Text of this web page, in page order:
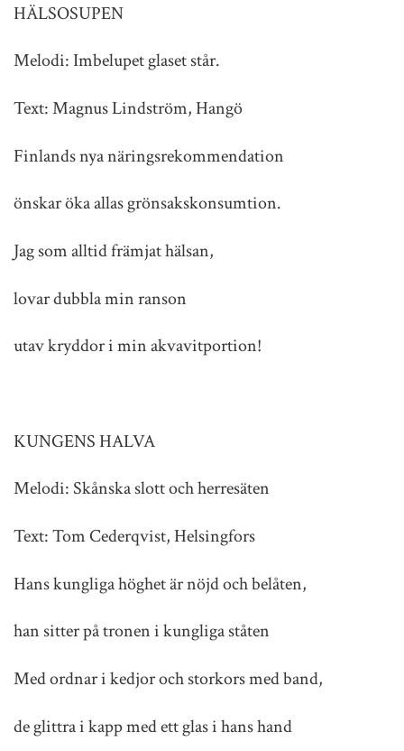
HÄLSOSUPEN
Melodi: Imbelupet glaset står.
Text: Magnus Lindström, Hangö
Finlands nya näringsrekommendation
önskar öka allas grönsakskonsumtion.
Jag som alltid främjat hälsan,
lovar dubbla min ranson
utav kryddor i min akvavitportion!
KUNGENS HALVA
Melodi: Skånska slott och herresäten
Text: Tom Cederqvist, Helsingfors
Hans kungliga höghet är nöjd och belåten,
han sitter på tronen i kungliga ståten
Med ordnar i kedjor och storkors med band,
de glittra i kapp med ett glas i hans hand